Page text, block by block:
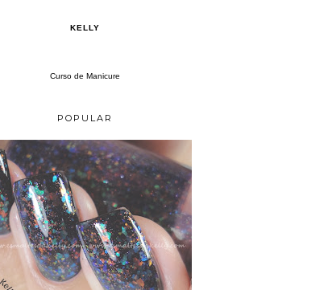
KELLY
Curso de Manicure
POPULAR
MISTURINHA DE FLOCADOS